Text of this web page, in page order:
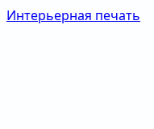
Интерьерная печать